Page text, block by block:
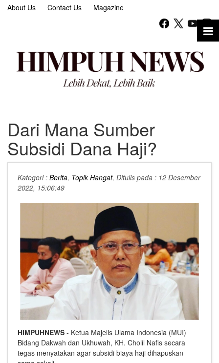
About Us Contact Us Magazine
Dari Mana Sumber
Subsidi Dana Haji?
Kategori : Berita, Topik Hangat, Ditulis pada : 12 Desember
2022, 15:06:49
HIMPUHNEWS - Ketua Majelis Ulama Indonesia (MUI)
Bidang Dakwah dan Ukhuwah, KH. Cholil Nafis secara
tegas menyatakan agar subsidi biaya haji dihapuskan